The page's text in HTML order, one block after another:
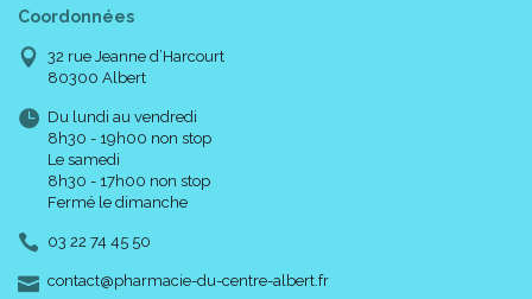
Coordonnées
32 rue Jeanne d’Harcourt
80300 Albert
Du lundi au vendredi
8h30 - 19h00 non stop
Le samedi
8h30 - 17h00 non stop
Fermé le dimanche
03 22 74 45 50
contact-
@-
pharmacie-du-centre-albert.fr